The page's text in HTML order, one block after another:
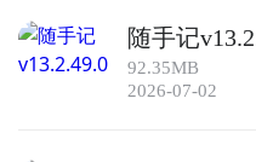
8. 《理财小助手》：一款
您的财务目标和风险偏
随手记
92.35MB
2026-07-02